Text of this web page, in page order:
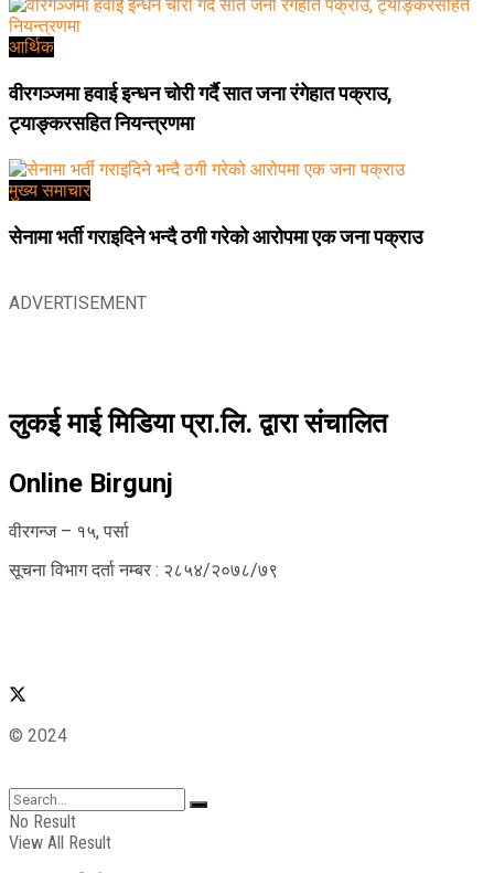
आर्थिक
वीरगञ्जमा हवाई इन्धन चोरी गर्दै सात जना रंगेहात पक्राउ,
ट्याङ्करसहित नियन्त्रणमा
मुख्य समाचार
सेनामा भर्ती गराइदिने भन्दै ठगी गरेको आरोपमा एक जना पक्राउ
ADVERTISEMENT
लुकई माई मिडिया प्रा.लि. द्वारा संचालित
Online Birgunj
वीरगन्ज – १५, पर्सा
सूचना विभाग दर्ता नम्बर : २८५४/२०७८/७९
© 2024
No Result
View All Result